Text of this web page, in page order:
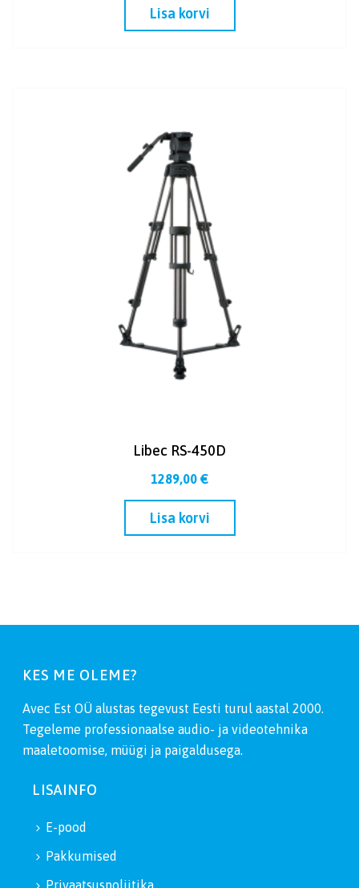
Lisa korvi
Libec RS-450D
1289,00 €
Lisa korvi
KES ME OLEME?
Avec Est OÜ alustas tegevust Eesti turul aastal 2000.
Tegeleme professionaalse audio- ja videotehnika
maaletoomise, müügi ja paigaldusega.
LISAINFO
E-pood
Pakkumised
Privaatsuspoliitika